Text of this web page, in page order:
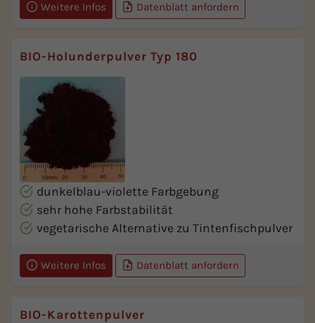
Weitere Infos Datenblatt anfordern
BIO-Holunderpulver Typ 180
dunkelblau-violette Farbgebung
sehr hohe Farbstabilität
vegetarische Alternative zu Tintenfischpulver
Weitere Infos Datenblatt anfordern
BIO-Karottenpulver